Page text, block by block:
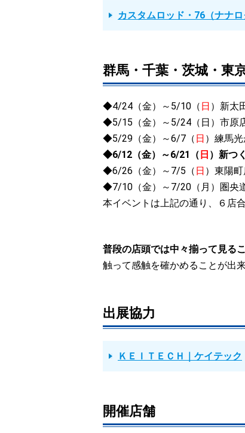
カスタムロッド・76（ナナ
群馬・千葉・茨城・東
◆4/24（金）～5/10（ 日 ）新太
◆5/15（金）～5/24（日）市原
◆5/29（金）～6/7（ 日 ）練馬光
◆6/12（金）～6/21（ 日 ）新つ
◆6/26（金）～7/5（ 日 ）東陽町
◆7/10（金）～7/20（月）圏央
本イベントは上記の通り、６店
普段の店頭では中々揃って見る
触って感触を確かめることが出
出展協力
ＫＥＩＴＥＣＨ｜ケイテック
開催店舗